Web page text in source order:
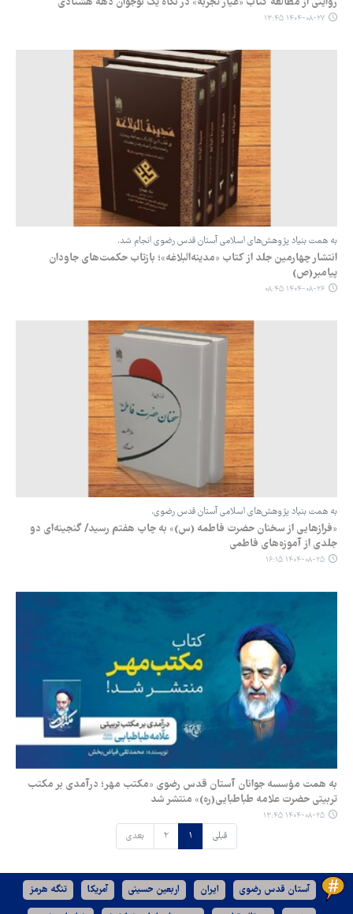
۱۴۰۴-۰۸-۲۷ ۱۳:۴۵
به همت بنیاد پژوهش‌های اسلامی آستان قدس رضوی انجام شد.
انتشار چهارمین جلد از کتاب «مدینه‌البلاغه»؛ بازتاب حکمت‌های جاودان
پیامبر(ص)
۱۴۰۴-۰۸-۲۶ ۰۸:۴۵
به همت بنیاد پژوهش‌های اسلامی آستان قدس رضوی.
«فرازهایی از سخنان حضرت فاطمه (س)» به چاپ هفتم رسید/ گنجینه‌ای دو
جلدی از آموزه‌های فاطمی
۱۴۰۴-۰۸-۲۵ ۱۶:۱۵
به همت مؤسسه جوانان آستان قدس رضوی «مکتب مهر؛ درآمدی بر مکتب
تربیتی حضرت علامه طباطبایی(ره)» منتشر شد
۱۴۰۴-۰۸-۲۵ ۱۳:۴۵
قبلی ۱ ۲ بعدی
آستان قدس رضوی ایران اربعین حسینی آمریکا تنگه هرمز